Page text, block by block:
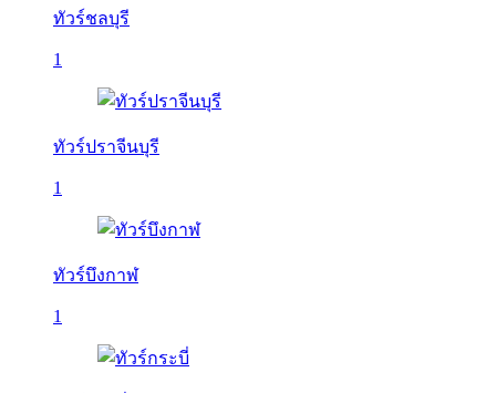
ทัวร์ชลบุรี
1
ทัวร์ปราจีนบุรี
1
ทัวร์บึงกาฬ
1